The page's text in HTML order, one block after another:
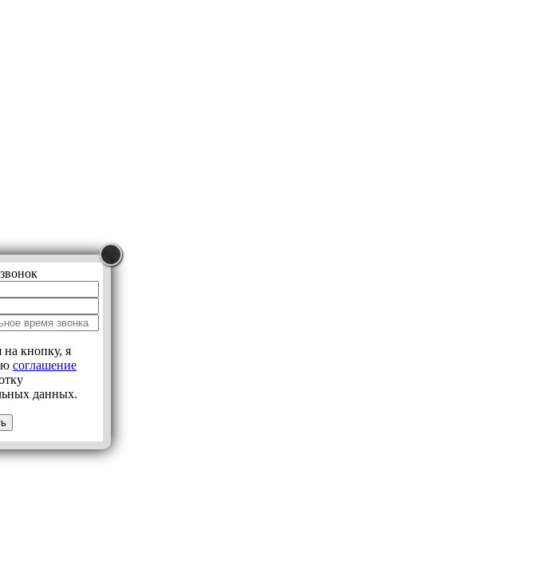
кнопку, я
соглашение
данных.